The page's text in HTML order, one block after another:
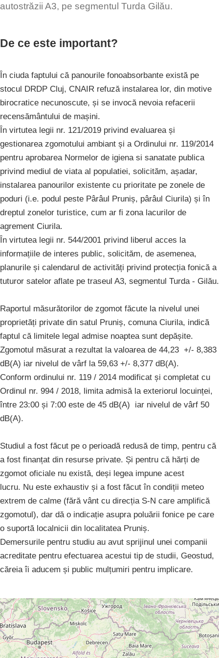
autostrăzii A3, pe segmentul Turda Gilău.
De ce este important?
În ciuda faptului că panourile fonoabsorbante există pe
stocul DRDP Cluj, CNAIR refuză instalarea lor, din motive
birocratice necunoscute, și se invocă nevoia refacerii
recensământului de mașini.
În virtutea legii nr. 121/2019 privind evaluarea și
gestionarea zgomotului ambiant și a Ordinului nr. 119/2014
pentru aprobarea Normelor de igiena si sanatate publica
privind mediul de viata al populatiei, solicităm, așadar,
instalarea panourilor existente cu prioritate pe zonele de
poduri (i.e. podul peste Pârâul Pruniș, pârâul Ciurila) și în
dreptul zonelor turistice, cum ar fi zona lacurilor de
agrement Ciurila.
În virtutea legii nr. 544/2001 privind liberul acces la
informațiile de interes public, solicităm, de asemenea,
planurile și calendarul de activități privind protecția fonică a
tuturor satelor aflate pe traseul A3, segmentul Turda - Gilău.
Raportul măsurătorilor de zgomot făcute la nivelul unei
proprietăți private din satul Pruniș, comuna Ciurila, indică
faptul că limitele legal admise noaptea sunt depășite.
Zgomotul măsurat a rezultat la valoarea de 44,23 +/- 8,383
dB(A) iar nivelul de vârf la 59,63 +/- 8,377 dB(A).
Conform ordinului nr. 119 / 2014 modificat și completat cu
Ordinul nr. 994 / 2018, limita admisă la exteriorul locuinței,
între 23:00 și 7:00 este de 45 dB(A) iar nivelul de vârf 50
dB(A).
Studiul a fost făcut pe o perioadă redusă de timp, pentru că
a fost finanțat din resurse private. Și pentru că hărți de
zgomot oficiale nu există, deși legea impune acest
lucru. Nu este exhaustiv și a fost făcut în condiții meteo
extrem de calme (fără vânt cu direcția S-N care amplifică
zgomotul), dar dă o indicație asupra poluării fonice pe care
o suportă localnicii din localitatea Pruniș.
Demersurile pentru studiu au avut sprijinul unei companii
acreditate pentru efectuarea acestui tip de studii, Geostud,
căreia îi aducem și public mulțumiri pentru implicare.